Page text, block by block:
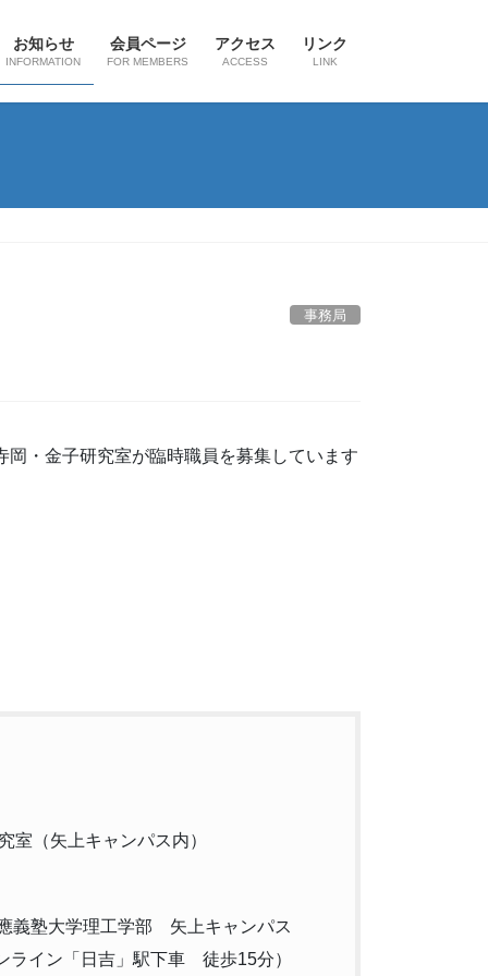
お知らせ
INFORMATION
会員ページ
FOR MEMBERS
アクセス
ACCESS
リンク
LINK
事務局
・金子研究室が臨時職員を募集しています
室（矢上キャンパス内）
塾大学理工学部 矢上キャンパス
ライン「日吉」駅下車 徒歩15分）